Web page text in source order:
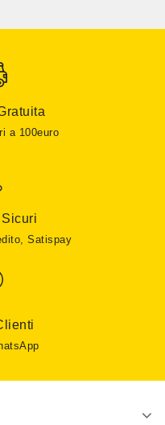
a 100euro
Satispay